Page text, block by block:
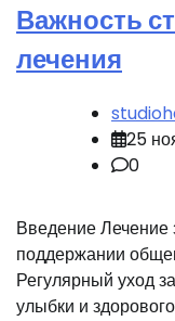
Важность
лечения
25
0
Введение
поддержании
Регулярный уход
улыбки и